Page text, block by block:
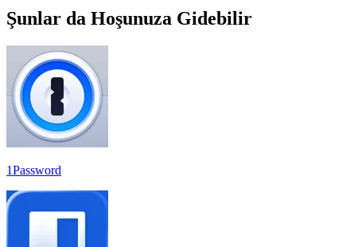
Şunlar da Hoşunuza Gidebilir
1Password